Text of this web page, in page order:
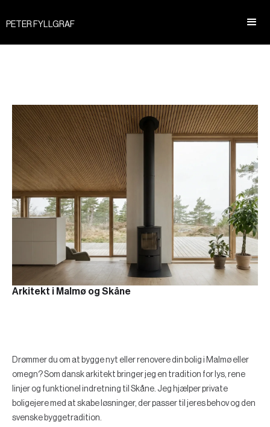
PETER FYLLGRAF
Arkitekt i Malmø og Skåne
Drømmer du om at bygge nyt eller renovere din bolig i Malmø eller
omegn? Som dansk arkitekt bringer jeg en tradition for lys, rene
linjer og funktionel indretning til Skåne. Jeg hjælper private
boligejere med at skabe løsninger, der passer til jeres behov og den
svenske byggetradition.